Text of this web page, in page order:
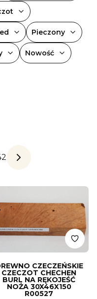
Pieczony
Nowość
Następne produkty
CZECZEŃSKIE
CZECZOT CHECHEN
BURL NA RĘKOJEŚĆ
NOŻA 30X46X150
R00527